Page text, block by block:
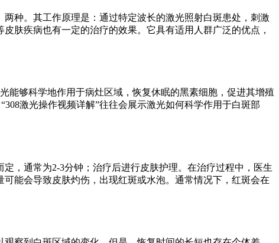
种。其工作原理是：通过特定波长的激光照射白斑患处，刺激
肤疾病也有一定的治疗的效果。它具有适用人群广泛的优点，
能够科学地作用于病灶区域，恢复休眠的黑素细胞，促进其增殖
激光操作视频详解”往往会展示激光如何科学作用于白斑部
，通常为2-3分钟；治疗后进行皮肤护理。在治疗过程中，医生
能会导致皮肤灼伤，出现红斑或水泡。通常情况下，红斑会在